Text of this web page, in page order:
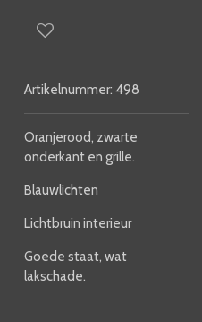
Artikelnummer: 498
Oranjerood, zwarte
onderkant en grille.
Blauwlichten
Lichtbruin interieur
Goede staat, wat
lakschade.